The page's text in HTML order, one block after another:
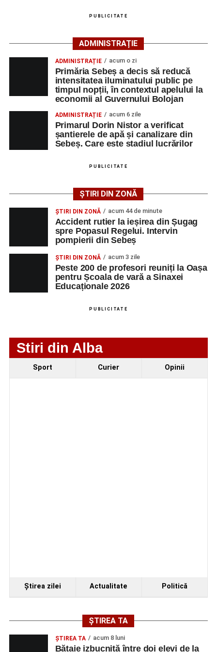
pot fi obținute direct de la sediul AJOFM Alba sau de la
agenția teritorială de care aparține persoana aflată în
Lista publicată de AJOFM Alba include, pe lângă
denumirea posturilor vacante din Săsciori, și datele de
contact ale angajatorilor, precum numere de telefon și
adrese de e-mail, pentru ca persoanele interesate să
poată solicita detalii despre condițiile de angajare,
programul de lucru și procesul de recrutare.
Mai jos puteți consulta lista completă a locurilor de
muncă disponibile în comuna Săsciori la data de 4
august 2026, precum și datele de contact ale
LMV
TELEFON/E-
Technology Srl
OPERATOR LA
MASINI-UNELTE
CU COMANDA
NUMERICA
1 0752826367
Ultimele știri din Sebeș
Accident rutier la ieșirea din Șugag spre Popasul
PUBLICITATE
ADMINISTRAȚIE
ADMINISTRAȚIE acum o zi
Primăria Sebeș a decis să reducă
intensitatea iluminatului public pe
timpul nopții, în contextul apelului la
economii al Guvernului Bolojan
ADMINISTRAȚIE acum 6 zile
Primarul Dorin Nistor a verificat
șantierele de apă și canalizare din
Sebeș. Care este stadiul lucrărilor
PUBLICITATE
ȘTIRI DIN ZONĂ
ȘTIRI DIN ZONĂ acum 44 de minute
Accident rutier la ieșirea din Șugag
spre Popasul Regelui. Intervin
pompierii din Sebeș
ȘTIRI DIN ZONĂ acum 3 zile
Peste 200 de profesori reuniți la Oașa
pentru Școala de vară a Sinaxei
Educaționale 2026
PUBLICITATE
Stiri din Alba
Sport Curier Opinii
Ştirea zilei Actualitate Politică
ȘTIREA TA
ŞTIREA TA acum 8 luni
Bătaie izbucnită între doi elevi de la